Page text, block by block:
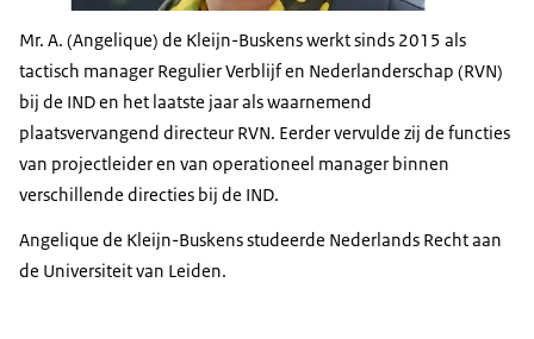
Mr. A. (Angelique) de Kleijn-Buskens werkt sinds 2015 als
tactisch manager Regulier Verblijf en Nederlanderschap (RVN)
bij de IND en het laatste jaar als waarnemend
plaatsvervangend directeur RVN. Eerder vervulde zij de functies
van projectleider en van operationeel manager binnen
verschillende directies bij de IND.
Angelique de Kleijn-Buskens studeerde Nederlands Recht aan
de Universiteit van Leiden.